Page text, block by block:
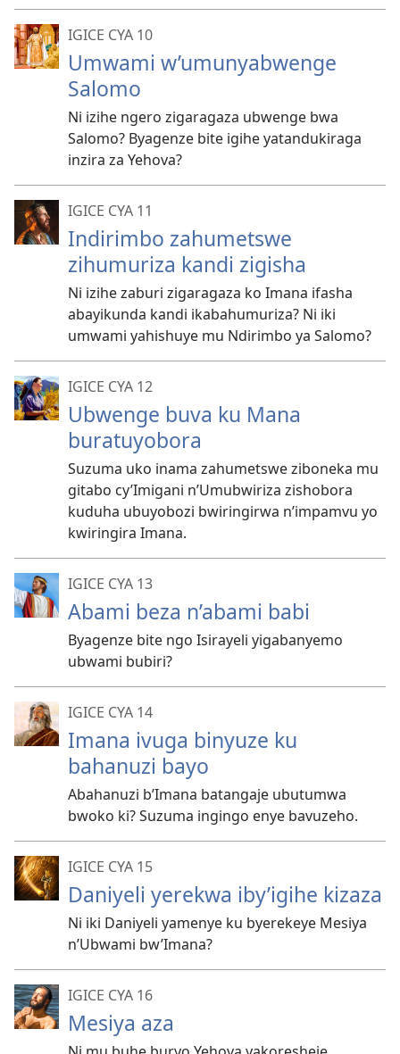
IGICE CYA 10
Umwami w’umunyabwenge
Salomo
Ni izihe ngero zigaragaza ubwenge bwa
Salomo? Byagenze bite igihe yatandukiraga
inzira za Yehova?
IGICE CYA 11
Indirimbo zahumetswe
zihumuriza kandi zigisha
Ni izihe zaburi zigaragaza ko Imana ifasha
abayikunda kandi ikabahumuriza? Ni iki
umwami yahishuye mu Ndirimbo ya Salomo?
IGICE CYA 12
Ubwenge buva ku Mana
buratuyobora
Suzuma uko inama zahumetswe ziboneka mu
gitabo cy’Imigani n’Umubwiriza zishobora
kuduha ubuyobozi bwiringirwa n’impamvu yo
kwiringira Imana.
IGICE CYA 13
Abami beza n’abami babi
Byagenze bite ngo Isirayeli yigabanyemo
ubwami bubiri?
IGICE CYA 14
Imana ivuga binyuze ku
bahanuzi bayo
Abahanuzi b’Imana batangaje ubutumwa
bwoko ki? Suzuma ingingo enye bavuzeho.
IGICE CYA 15
Daniyeli yerekwa iby’igihe kizaza
Ni iki Daniyeli yamenye ku byerekeye Mesiya
n’Ubwami bw’Imana?
IGICE CYA 16
Mesiya aza